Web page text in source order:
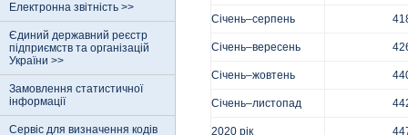
Електронна звітність >>
Єдиний державний реєстр
пiдприємств та органiзацiй
України >>
Замовлення статистичної
інформації
Сервіс для визначення кодів
Січень–серпень
Січень–вересень
Січень–жовтень
Січень–листопад
2020 рік